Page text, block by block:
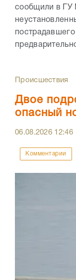
сообщили в ГУ
Происшествия
Двое
опасный
06.08.2026 12:46
Комментарии